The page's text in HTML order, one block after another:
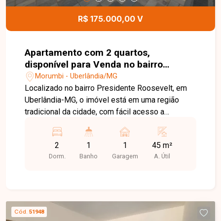
R$ 175.000,00 V
Apartamento com 2 quartos,
disponível para Venda no bairro
Morumbi em Uberlândia-MG
Morumbi - Uberlândia/MG
Localizado no bairro Presidente Roosevelt, em
Uberlândia-MG, o imóvel está em uma região
tradicional da cidade, com fácil acesso a
essenciais, proporcionando praticidade e
comodidade para o dia a dia. Sala ampla, 2
quartos, banheiro social, cozinha integrada à área
festas, espaço gourmet e playground,
proporcionando momentos de lazer e
2
Dorm.
1
Banho
1
Garagem
45 m²
A. Útil
Cód. 51948